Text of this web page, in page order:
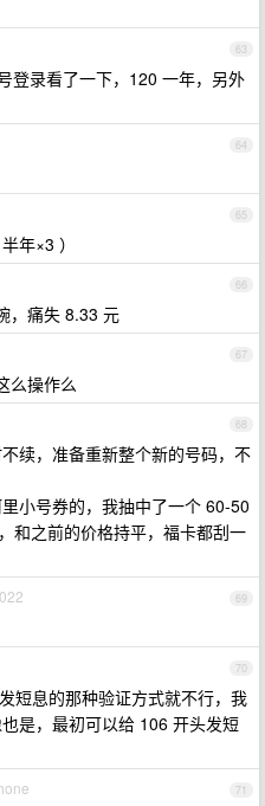
63
登录看了一下，120 一年，另外
64
65
年×3 ）
66
，痛失 8.33 元
67
么操作么
68
续，准备重新整个新的号码，不
小号券的，我抽中了一个 60-50
和之前的价格持平，福卡都刮一
69
70
短息的那种验证方式就不行，我
是，最初可以给 106 开头发短
71